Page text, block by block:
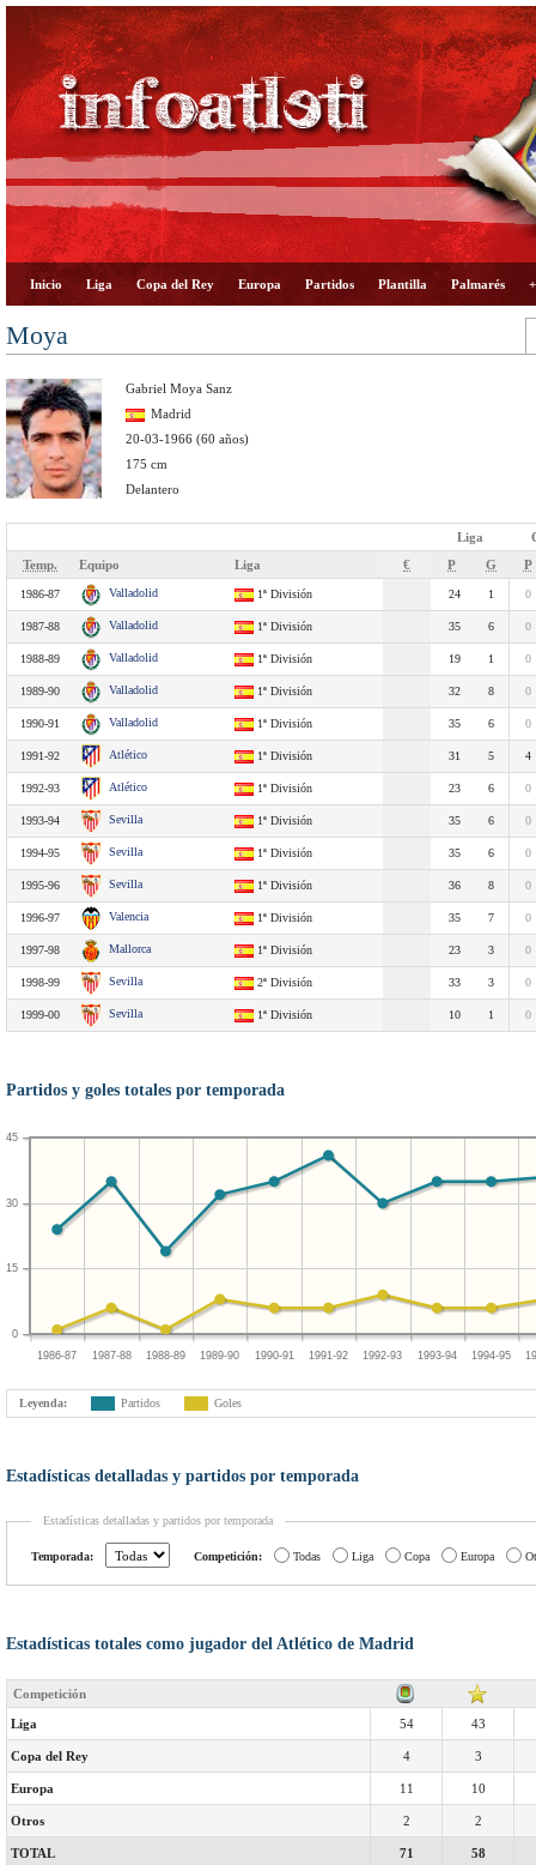
Inicio Liga Copa del Rey Europa Partidos Plantilla Palmarés
Moya
Gabriel Moya Sanz
Madrid
20-03-1966 (60 años)
175 cm
Delantero
Liga
Temp.
Equipo Liga € P G P
1986-87 Valladolid 1ª División 24 1 0
1987-88 Valladolid 1ª División 35 6 0
1988-89 Valladolid 1ª División 19 1 0
1989-90 Valladolid 1ª División 32 8 0
1990-91 Valladolid 1ª División 35 6 0
1991-92 Atlético 1ª División 31 5 4
1992-93 Atlético 1ª División 23 6 0
1993-94 Sevilla 1ª División 35 6 0
1994-95 Sevilla 1ª División 35 6 0
1995-96 Sevilla 1ª División 36 8 0
1996-97 Valencia 1ª División 35 7 0
1997-98 Mallorca 1ª División 23 3 0
1998-99 Sevilla 2ª División 33 3 0
1999-00 Sevilla 1ª División 10 1 0
Partidos y goles totales por temporada
1986-87 1987-88 1988-89 1989-90 1990-91 1991-92 1992-93 1993-94 1994-95
0
15
30
45
Leyenda: Partidos Goles
Estadísticas detalladas y partidos por temporada
Estadísticas detalladas y partidos por temporada
Temporada: Competición: Todas Liga Copa Europa
Estadísticas totales como jugador del Atlético de Madrid
Competición
Liga 54 43
Copa del Rey 4 3
Europa 11 10
Otros 2 2
TOTAL 71 58